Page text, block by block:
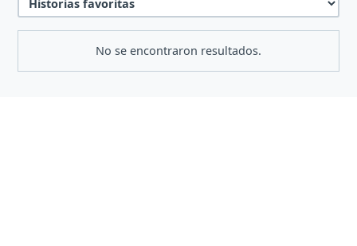
No se encontraron resultados.